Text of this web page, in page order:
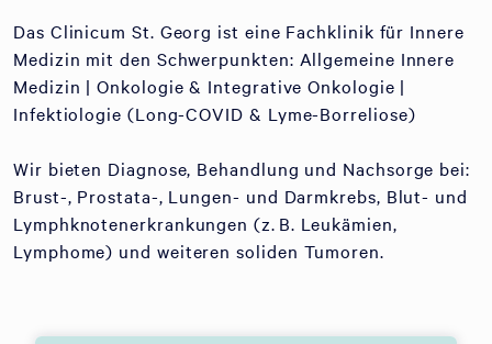
Das Clinicum St. Georg ist eine Fachklinik für Innere
Medizin mit den Schwerpunkten: Allgemeine Innere
Medizin | Onkologie & Integrative Onkologie |
Infektiologie (Long-COVID & Lyme-Borreliose)
Wir bieten Diagnose, Behandlung und Nachsorge bei:
Brust-, Prostata-, Lungen- und Darmkrebs, Blut- und
Lymphknotenerkrankungen (z. B. Leukämien,
Lymphome) und weiteren soliden Tumoren.